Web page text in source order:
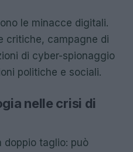
le minacce digitali.
critiche, campagne di
di cyber-spionaggio
politiche e sociali.
nelle crisi di
doppio taglio: può